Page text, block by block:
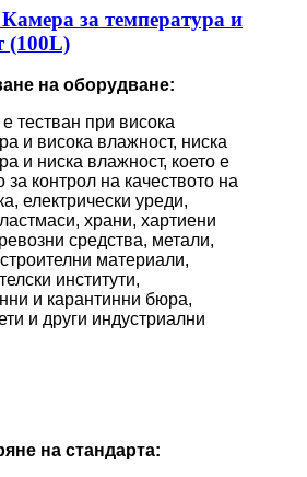
за температура и
(100L)
на оборудване:
тестван при висока
и висока влажност, ниска
и ниска влажност, което е
контрол на качеството на
електрически уреди,
храни, хартиени
средства, метали,
материали,
институти,
и карантинни бюра,
и други индустриални
на стандарта: